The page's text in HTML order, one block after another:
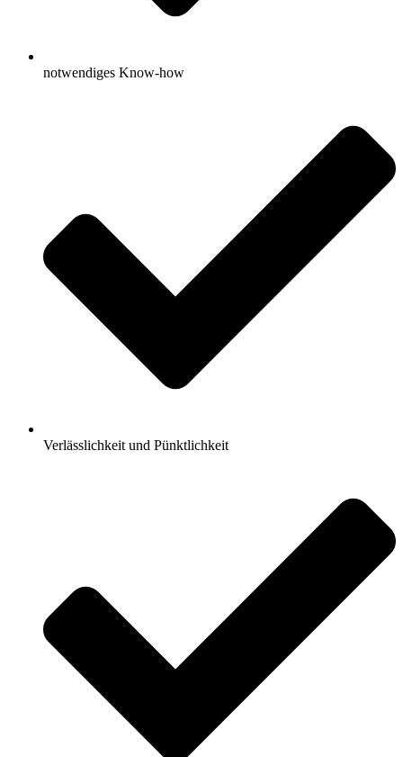
notwendiges Know-how
Verlässlichkeit und Pünktlichkeit